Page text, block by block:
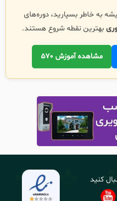
به خاطر بسپارید، دوره‌های
بهترین نقطه شروع هستند.
مشاهده آموزش 570
کنید